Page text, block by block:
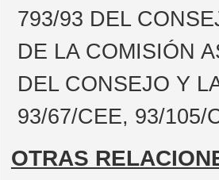
793/93 DEL
DE LA COMISIÓN
DEL CONSEJO Y
93/67/CEE, 93/105/
OTRAS